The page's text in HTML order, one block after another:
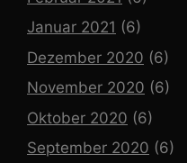
Januar 2021 (6)
Dezember 2020 (6)
November 2020 (6)
Oktober 2020 (6)
September 2020 (6)